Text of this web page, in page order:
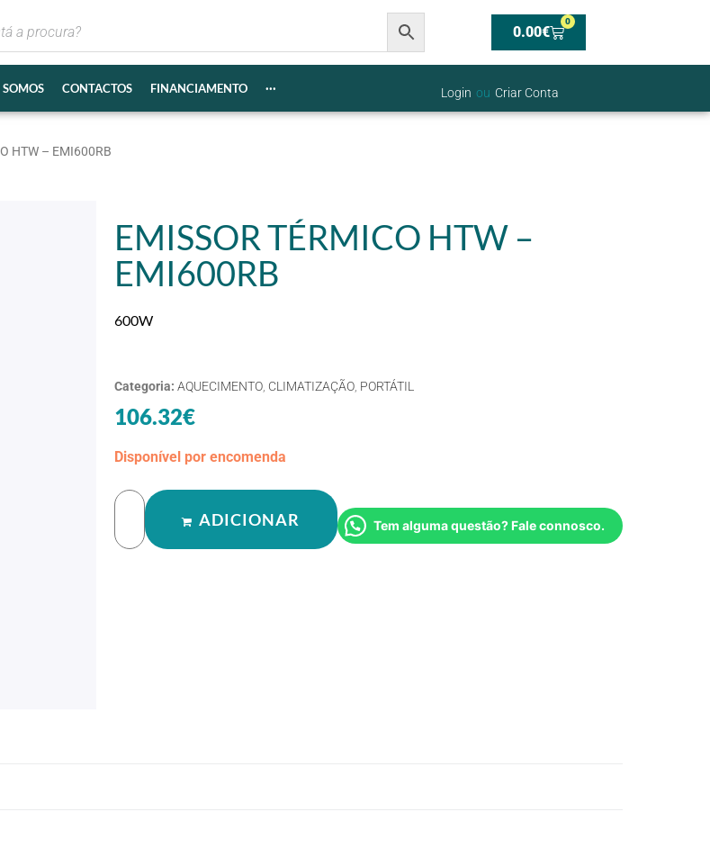
0.00€
0
CONTACTOS FINANCIAMENTO ··· Login ou Criar Conta
HTW – EMI600RB
EMISSOR TÉRMICO HTW –
EMI600RB
600W
Categoria: AQUECIMENTO CLIMATIZAÇÃO PORTÁTIL
106.32€
Disponível por encomenda
ADICIONAR Tem alguma questão? Fale connosco.